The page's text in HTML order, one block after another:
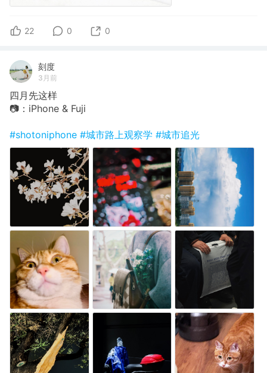
22 0 0
刻度
3月前
四月先这样
📷：iPhone & Fuji
#shotoniphone #城市路上观察学 #城市追光